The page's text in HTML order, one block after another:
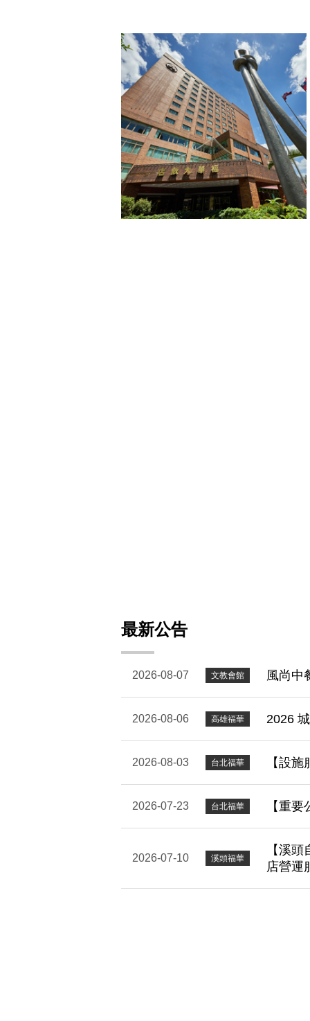
最新公告
2026-08-07 文教會館 風尚中
2026-08-06 高雄福華 2026
2026-08-03 台北福華 【設
2026-07-23 台北福華 【重
2026-07-10 溪頭福華
【溪
店營運